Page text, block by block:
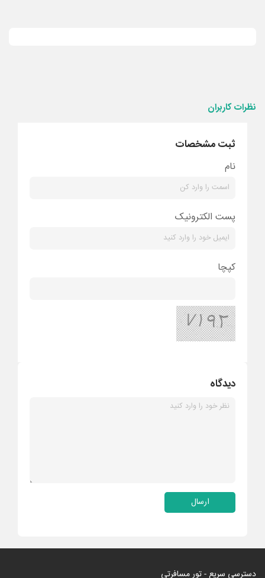
نظرات کاربران
ثبت مشخصات
نام
پست الکترونیک
کپچا
دیدگاه
ارسال
دسترسی سریع - تور مسافرتی